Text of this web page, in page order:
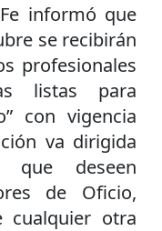
informó que
se recibirán
profesionales
listas para
con vigencia
va dirigida
deseen
de Oficio,
cualquier otra